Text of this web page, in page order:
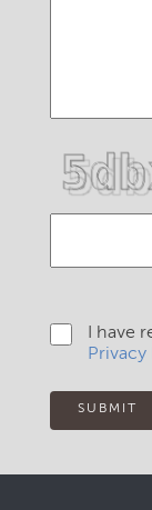
I have
Privacy
SUBMIT